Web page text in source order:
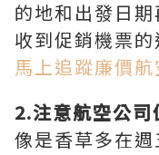
的地和出發日
收到促銷機票的
馬上追蹤廉價
2.注意航空公司
像是香草多在